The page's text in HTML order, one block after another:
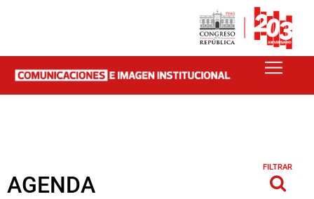
AGENDA
FILTRAR